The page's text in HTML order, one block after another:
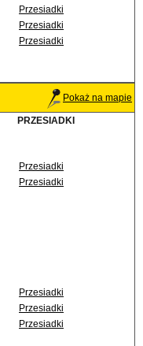
Przesiadki
Przesiadki
Przesiadki
Pokaż na mapie
PRZESIADKI
Przesiadki
Przesiadki
Przesiadki
Przesiadki
Przesiadki